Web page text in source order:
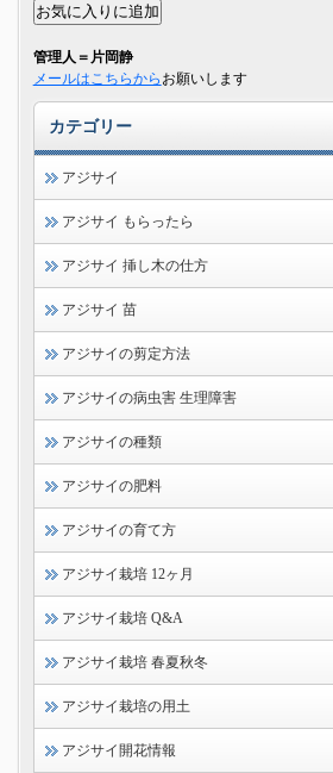
管理人＝片岡静
メールはこちらから お願いします
カテゴリー
アジサイ
アジサイ もらったら
アジサイ 挿し木の仕方
アジサイ 苗
アジサイの剪定方法
アジサイの病虫害 生理障害
アジサイの種類
アジサイの肥料
アジサイの育て方
アジサイ栽培 12ヶ月
アジサイ栽培 Q&A
アジサイ栽培 春夏秋冬
アジサイ栽培の用土
アジサイ開花情報